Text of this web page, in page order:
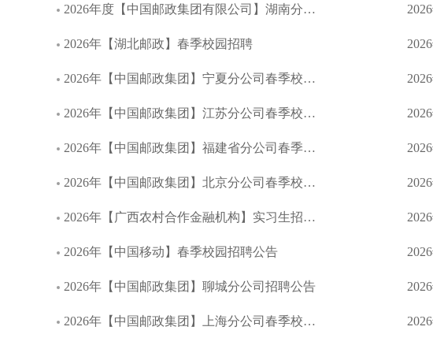
2026年度【中国邮政集团有限公司】湖南分公司春季校园招聘
2026年【湖北邮政】春季校园招聘
2026年【中国邮政集团】宁夏分公司春季校园招聘公告
2026年【中国邮政集团】江苏分公司春季校园招聘公告
2026年【中国邮政集团】福建省分公司春季校园招聘公告
2026年【中国邮政集团】北京分公司春季校园招聘公告
2026年【广西农村合作金融机构】实习生招募启事
2026年【中国移动】春季校园招聘公告
2026年【中国邮政集团】聊城分公司招聘公告
2026年【中国邮政集团】上海分公司春季校园招聘公告